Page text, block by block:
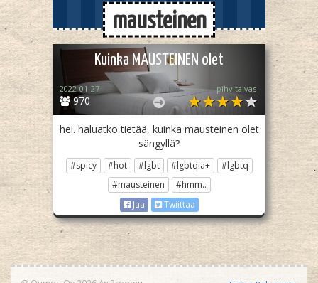
mausteinen
Kuinka MAUSTEINEN olet
970
2022-01-27 pihvitaivas
hei. haluatko tietää, kuinka mausteinen olet
sängyllä?
#spicy #hot #lgbt #lgbtqia+
#lgbtq
#mausteinen
#hmm..
Jaa
Twiittaa